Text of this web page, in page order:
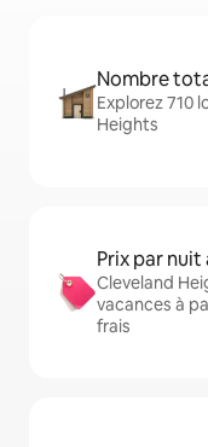
Nombre
Explorez 710
Heights
Prix par
Cleveland
vacances à
frais